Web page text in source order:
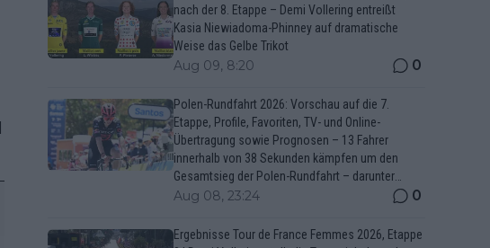
nach der 8. Etappe – Demi Vollering entreißt
Kasia Niewiadoma-Phinney auf dramatische
Weise das Gelbe Trikot
Aug 09, 8:20 0
Polen-Rundfahrt 2026: Vorschau auf die 7.
Etappe, Profile, Favoriten, TV- und Online-
Übertragung sowie Prognosen – 13 Fahrer
innerhalb von 38 Sekunden kämpfen um den
Gesamtsieg der Polen-Rundfahrt – darunter
Marco Brenner und Jan Christen
Aug 08, 23:24 0
Ergebnisse Tour de France Femmes 2026, Etappe